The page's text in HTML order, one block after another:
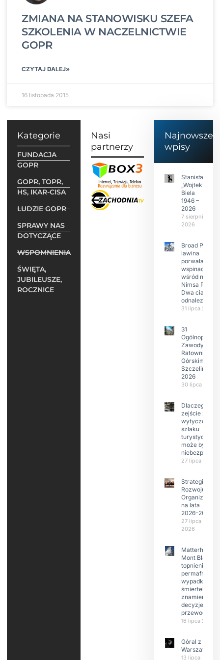
ZMIANA NA STANOWISKU SZEFA
SZKOLENIA W NACZELNICTWIE
GOPR
CZYTAJ DALEJ»
16 listopada 2015
Kategorie
FUNDACJA
GOPR
GOPR, TOPR,
HS, IKAR-CISA
LUDZIE GOPR
SPRAWY NAS
DOTYCZĄCE
WSPOMNIENIA
ŚWIĘTA,
JUBILEUSZE,
ROCZNICE
Nasi
partnerzy
Najnowsze
wpisy
Stanisław
„Wojtek”
Biela
1946 –
2026
7 sierpnia
2026
Broad Peak:
lawina
porwała 10
wspinaczy,
wśród nich
Nimsa Purję.
Dwa ciała
odnalezione.
31 lipca 2026
31
Ogólnopolskie
Zawody w
Ratownictwie
Górskim –
Szczeliniec
2026
30 lipca 2026
Dlaczego
zejście z
wytyczonego
szlaku
może być
27 lipca 2026
Strategia
Rozwoju
Organizacji
na lata
2026–2029
27 lipca
2026
Matterhorn i
Mont Blanc:
topnienie
permafrost,
wypadki
śmiertelne,
znamienne
decyzje
16 lipca 2026
Góral z
Warszawy.
13 lipca